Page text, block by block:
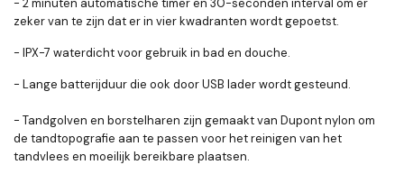
- 2 minuten automatische timer en 30-seconden interval om er
zeker van te zijn dat er in vier kwadranten wordt gepoetst.
- IPX-7 waterdicht voor gebruik in bad en douche.
- Lange batterijduur die ook door USB lader wordt gesteund.
- Tandgolven en borstelharen zijn gemaakt van Dupont nylon om
de tandtopografie aan te passen voor het reinigen van het
tandvlees en moeilijk bereikbare plaatsen.